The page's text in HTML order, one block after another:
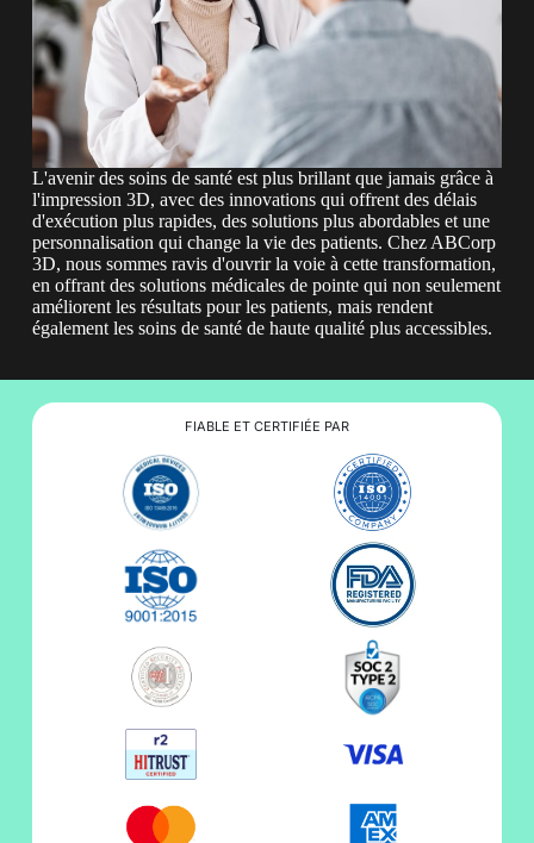
L'avenir des soins de santé est plus brillant que jamais grâce à
l'impression 3D, avec des innovations qui offrent des délais
d'exécution plus rapides, des solutions plus abordables et une
personnalisation qui change la vie des patients. Chez ABCorp
3D, nous sommes ravis d'ouvrir la voie à cette transformation,
en offrant des solutions médicales de pointe qui non seulement
améliorent les résultats pour les patients, mais rendent
également les soins de santé de haute qualité plus accessibles.
FIABLE ET CERTIFIÉE PAR